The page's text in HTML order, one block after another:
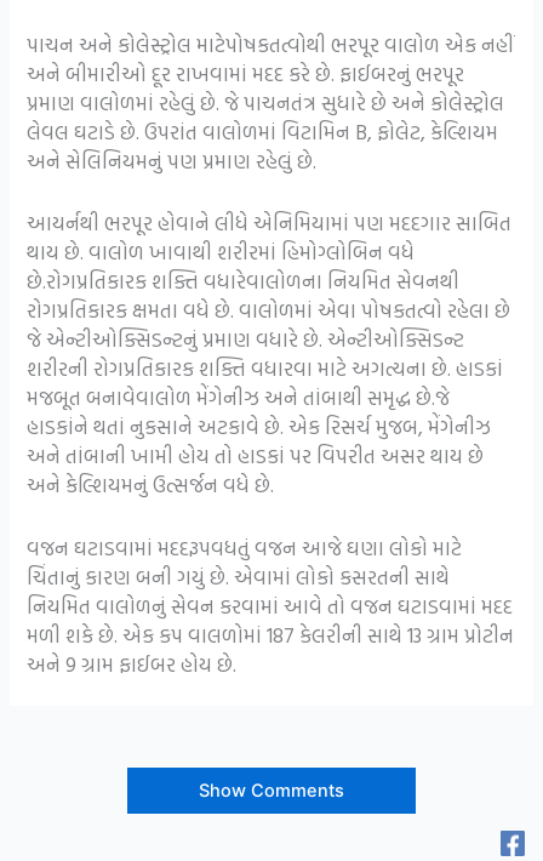
પાચન અને કોલેસ્ટ્રોલ માટેપોષકતત્વોથી ભરપૂર વાલોળ એક નહીં
અને બીમારીઓ દૂર રાખવામાં મદદ કરે છે. ફાઈબરનું ભરપૂર
પ્રમાણ વાલોળમાં રહેલું છે. જે પાચનતંત્ર સુધારે છે અને કોલેસ્ટ્રોલ
લેવલ ઘટાડે છે. ઉપરાંત વાલોળમાં વિટામિન B, ફોલેટ, કેલ્શિયમ
અને સેલિનિયમનું પણ પ્રમાણ રહેલું છે.
આયર્નથી ભરપૂર હોવાને લીધે એનિમિયામાં પણ મદદગાર સાબિત
થાય છે. વાલોળ ખાવાથી શરીરમાં હિમોગ્લોબિન વધે
છે.રોગપ્રતિકારક શક્તિ વધારેવાલોળના નિયમિત સેવનથી
રોગપ્રતિકારક ક્ષમતા વધે છે. વાલોળમાં એવા પોષકતત્વો રહેલા છે
જે એન્ટીઓક્સિડન્ટનું પ્રમાણ વધારે છે. એન્ટીઓક્સિડન્ટ
શરીરની રોગપ્રતિકારક શક્તિ વધારવા માટે અગત્યના છે. હાડકાં
મજબૂત બનાવેવાલોળ મેંગેનીઝ અને તાંબાથી સમૃદ્ધ છે.જે
હાડકાંને થતાં નુકસાને અટકાવે છે. એક રિસર્ચ મુજબ, મેંગેનીઝ
અને તાંબાની ખામી હોય તો હાડકાં પર વિપરીત અસર થાય છે
અને કેલ્શિયમનું ઉત્સર્જન વધે છે.
વજન ઘટાડવામાં મદદરૂપવધતું વજન આજે ઘણા લોકો માટે
ચિંતાનું કારણ બની ગયું છે. એવામાં લોકો કસરતની સાથે
નિયમિત વાલોળનું સેવન કરવામાં આવે તો વજન ઘટાડવામાં મદદ
મળી શકે છે. એક કપ વાલળોમાં 187 કેલરીની સાથે 13 ગ્રામ પ્રોટીન
અને 9 ગ્રામ ફાઈબર હોય છે.
Show Comments